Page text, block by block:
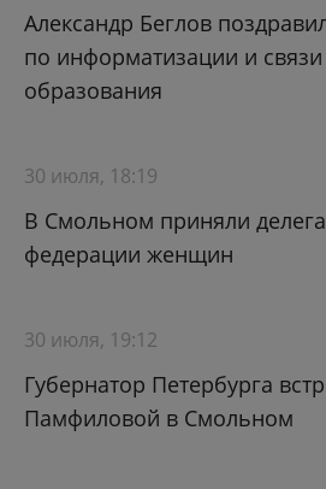
Александр Беглов
по информатизации и связи
образования
30 июля, 18:19
В Смольном приняли
федерации женщин
30 июля, 19:12
Губернатор Петербурга
Памфиловой в Смольном